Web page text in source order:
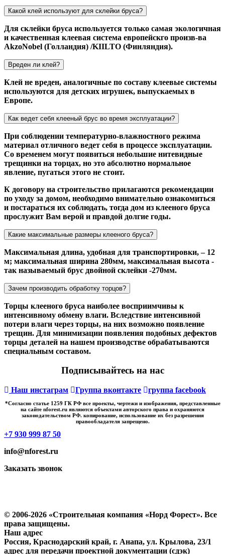
Какой клей используют для склейки бруса?
Для склейки бруса используется только самая экологичная
и качественная клеевая система европейскго произв-ва
AkzoNobel (Голландия) /KIILTO (Финляндия).
Вреден ли клей?
Клей не вреден, аналогичные по составу клеевые системы
используются для детских игрушек, выпускаемых в
Европе.
Как ведет себя клееный брус во время эксплуатации?
При соблюдении температурно-влажностного режима
материал отличного ведет себя в процессе эксплуатации.
Со временем могут появиться небольшие нитевидные
трещинки на торцах, но это абсолютно нормальное
явление, пугаться этого не стоит.
К договору на строительство прилагаются рекомендации
по уходу за домом, необходимо внимательно ознакомиться
и постараться их соблюдать, тогда дом из клееного бруса
прослужит Вам верой и правдой долгие годы.
Какие максимальные размеры клееного бруса?
Максимальная длина, удобная для транспортировки, – 12
м; максимальная ширина 280мм, максимальная высота -
так называемый брус двойной склейки -270мм.
Зачем производить обработку торцов?
Торцы клееного бруса наиболее восприимчивы к
интенсивному обмену влаги. Вследствие интенсивной
потери влаги через торцы, на них возможно появление
трещин. Для минимизации появления подобных дефектов
торцы деталей на нашем производстве обрабатываются
специальным составом.
Подписывайтесь на нас
Наш инстаграм Группа вконтакте группа facebook
*Cогласно статье 1259 ГК РФ все проекты, чертежи и изображения, представленные
на сайте nforest.ru являются объектами авторского права и охраняются
законодательством РФ. копирование, использование их без разрешения
правообладателя запрещено.
+7 930 999 87 50
info@nforest.ru
Заказать звонок
© 2006-2026 «Строительная компания «Норд Форест». Все
права защищены.
Наш адрес
Россия, Краснодарский край, г. Анапа, ул. Крылова, 23/1
адрес для передачи проектной документации (сдэк)